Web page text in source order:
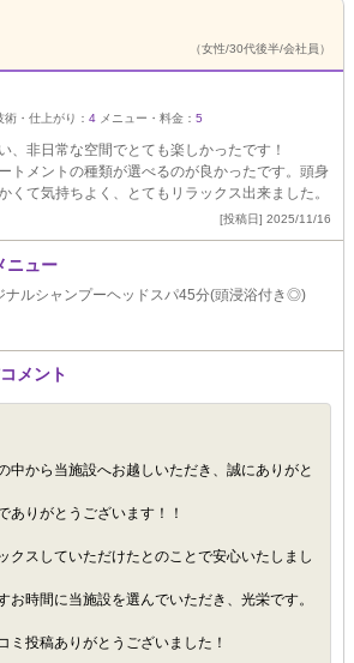
（女性/30代後半/会社員）
術・仕上がり： 4 メニュー・料金： 5
、非日常な空間でとても楽しかったです！
トメントの種類が選べるのが良かったです。頭身
くて気持ちよく、とてもリラックス出来ました。
[投稿日] 2025/11/16
ニュー
ナルシャンプーヘッドスパ45分(頭浸浴付き◎)
メント
中から当施設へお越しいただき、誠にありがと
ありがとうございます！！
クスしていただけたとのことで安心いたしまし
お時間に当施設を選んでいただき、光栄です。
ミ投稿ありがとうございました！